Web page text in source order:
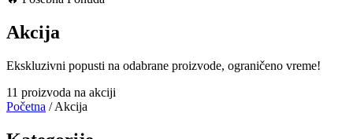
Akcija
Ekskluzivni popusti na odabrane proizvode, ograničeno vreme!
11 proizvoda na akciji
Početna / Akcija